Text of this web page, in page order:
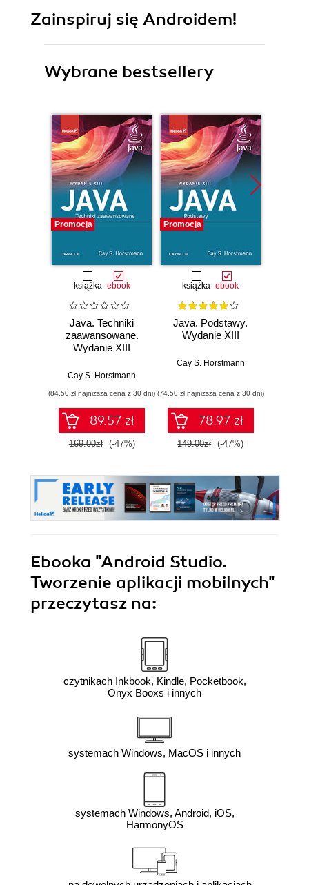
Zainspiruj się Androidem!
Wybrane bestsellery
Promocja
książka ebook
Java. Techniki
zaawansowane.
Wydanie XIII
Cay S. Horstmann
(84,50 zł najniższa cena z 30 dni)
89.57 zł
169.00zł (-47%)
Promocja
książka ebook
Java. Podstawy.
Wydanie XIII
Cay S. Horstmann
(74,50 zł najniższa cena z 30 dni)
78.97 zł
149.00zł (-47%)
Ebooka "Android Studio.
Tworzenie aplikacji mobilnych"
przeczytasz na:
czytnikach Inkbook, Kindle, Pocketbook,
Onyx Booxs i innych
systemach Windows, MacOS i innych
systemach Windows, Android, iOS,
HarmonyOS